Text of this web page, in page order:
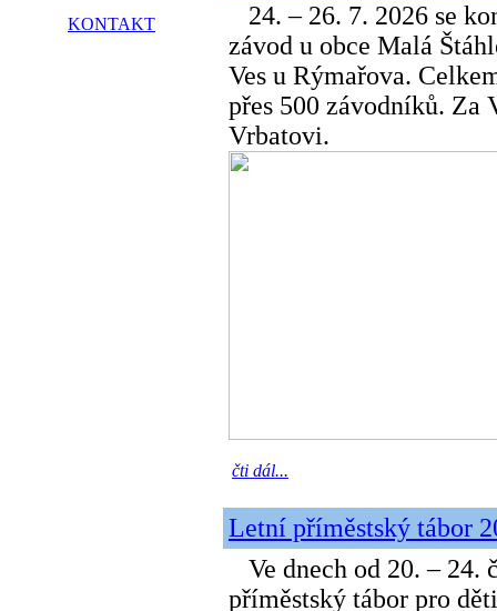
KONTAKT
24. – 26. 7. 2026 se
závod u obce Malá
Ves u Rýmařova.
přes 500 závodníků. Za
Vrbatovi.
čti dál...
Letní příměstský tábor
Ve dnech od 20. – 24.
příměstský tábor pro